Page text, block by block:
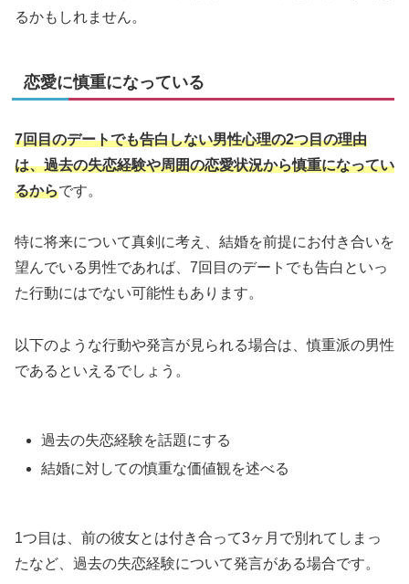
るかもしれません。
恋愛に慎重になっている
7回目のデートでも告白しない男性心理の2つ目の理由
は、過去の失恋経験や周囲の恋愛状況から慎重になってい
るからです。
特に将来について真剣に考え、結婚を前提にお付き合いを
望んでいる男性であれば、7回目のデートでも告白といっ
た行動にはでない可能性もあります。
以下のような行動や発言が見られる場合は、慎重派の男性
であるといえるでしょう。
過去の失恋経験を話題にする
結婚に対しての慎重な価値観を述べる
1つ目は、前の彼女とは付き合って3ヶ月で別れてしまっ
たなど、過去の失恋経験について発言がある場合です。